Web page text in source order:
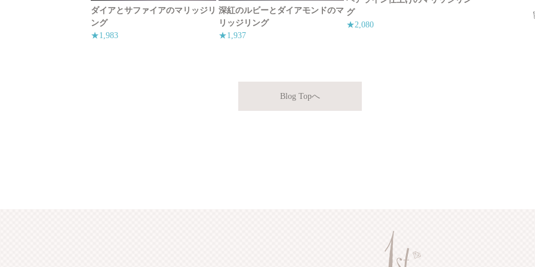
ダイアとサファイアのマリッジリ
ング
★1,983
深紅のルビーとダイアモンドのマ
リッジリング
★1,937
グ
★2,080
Blog Topへ